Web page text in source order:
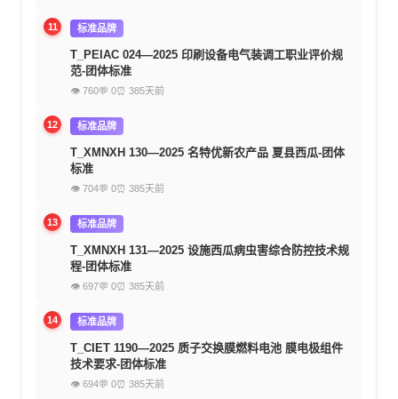
11 标准品牌
T_PEIAC 024—2025 印刷设备电气装调工职业评价规
范-团体标准
👁 760💬 0⏰ 385天前
12 标准品牌
T_XMNXH 130—2025 名特优新农产品 夏县西瓜-团体
标准
👁 704💬 0⏰ 385天前
13 标准品牌
T_XMNXH 131—2025 设施西瓜病虫害综合防控技术规
程-团体标准
👁 697💬 0⏰ 385天前
14 标准品牌
T_CIET 1190—2025 质子交换膜燃料电池 膜电极组件
技术要求-团体标准
👁 694💬 0⏰ 385天前